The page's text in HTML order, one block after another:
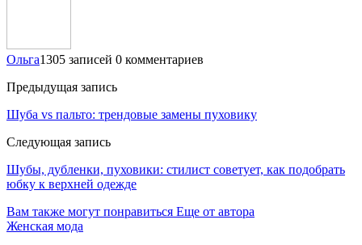
Ольга1305 записей 0 комментариев
Предыдущая запись
Шуба vs пальто: трендовые замены пуховику
Следующая запись
Шубы, дубленки, пуховики: стилист советует, как подобрать
юбку к верхней одежде
Вам также могут понравиться Еще от автора
Женская мода